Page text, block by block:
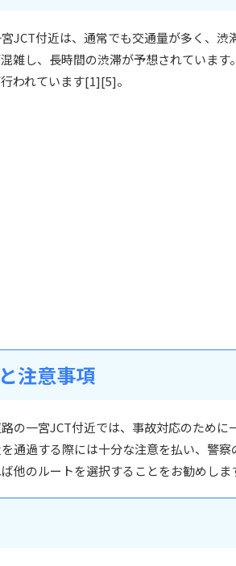
JCT付近は、通常でも交通量が多く、渋
雑し、長時間の渋滞が予想されていま
われています[1][5]。
注意事項
の一宮JCT付近では、事故対応のため
通過する際には十分な注意を払い、警察
他のルートを選択することをお勧めしま